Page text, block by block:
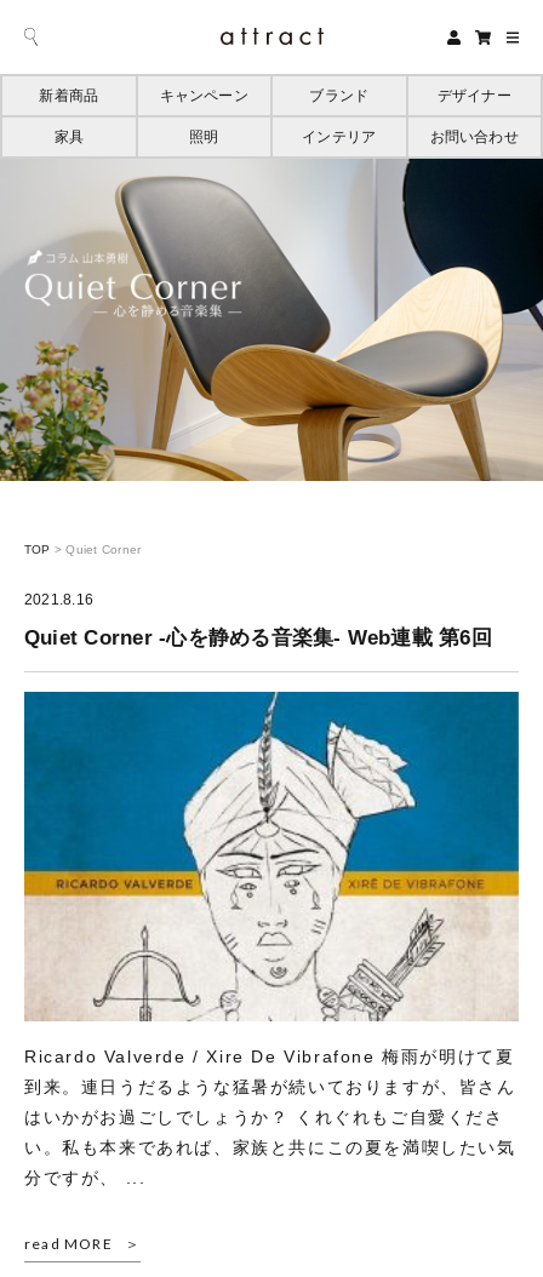
新着商品 キャンペーン ブランド デザイナー
家具 照明 インテリア お問い合わせ
TOP >Quiet Corner
2021.8.16
Quiet Corner -心を静める音楽集- Web連載 第6回
Ricardo Valverde / Xire De Vibrafone 梅雨が明けて夏
到来。連日うだるような猛暑が続いておりますが、皆さん
はいかがお過ごしでしょうか？ くれぐれもご自愛くださ
い。私も本来であれば、家族と共にこの夏を満喫したい気
分ですが、 ...
read MORE